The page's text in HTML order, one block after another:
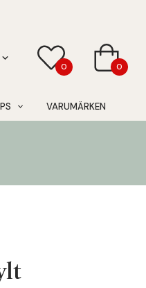
0 0
VARUMÄRKEN